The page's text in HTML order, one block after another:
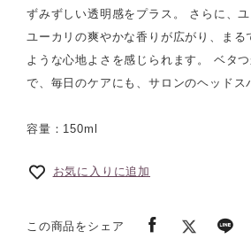
ずみずしい透明感をプラス。 さらに、
ユーカリの爽やかな香りが広がり、まる
ような心地よさを感じられます。 ベタ
で、毎日のケアにも、サロンのヘッドス
容量：150ml
お気に入りに追加
この商品をシェア